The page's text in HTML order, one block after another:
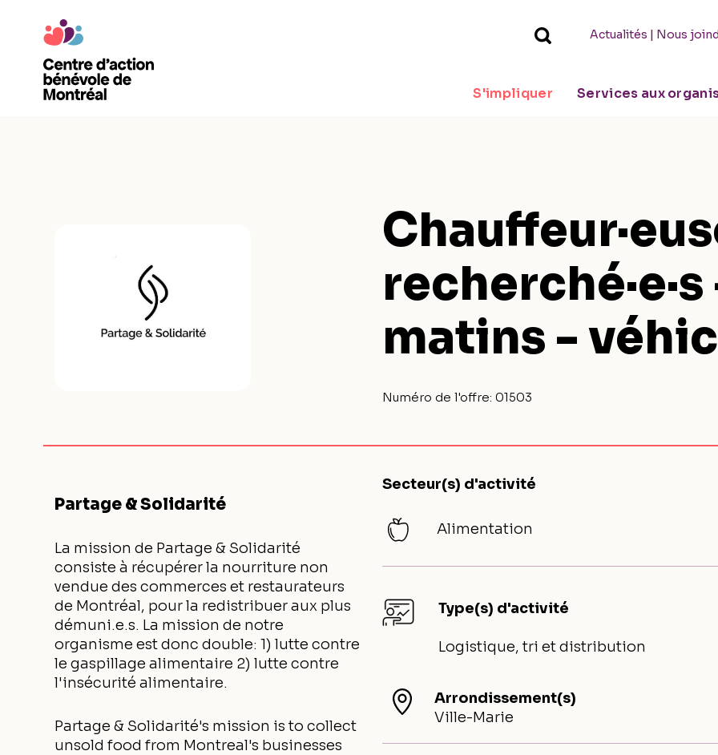
Actualités | Nous
S'impliquer Services aux
matins -
Numéro de l'offre:01503
Partage & Solidarité
La mission de Partage & Solidarité
consiste à récupérer la nourriture non
vendue des commerces et restaurateurs
de Montréal, pour la redistribuer aux plus
démuni.e.s. La mission de notre
organisme est donc double: 1) lutte contre
le gaspillage alimentaire 2) lutte contre
l'insécurité alimentaire.
Partage & Solidarité's mission is to collect
unsold food from Montreal's businesses
Secteur(s) d'activité
Alimentation
Type(s) d'activité
Logistique, tri et distribution
Arrondissement(s)
Ville-Marie